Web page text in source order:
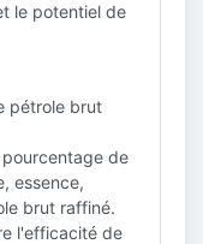
le potentiel de
pétrole brut
de
essence,
brut raffiné.
l'efficacité de